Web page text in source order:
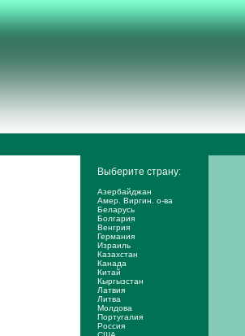
Выберите страну:
Азербайджан
Амер. Виргин. о-ва
Беларусь
Болгария
Венгрия
Германия
Израиль
Казахстан
Канада
Китай
Кыргызстан
Латвия
Литва
Молдова
Португалия
Россия